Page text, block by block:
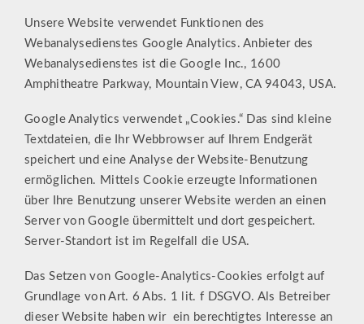
Unsere Website verwendet Funktionen des
Webanalysedienstes Google Analytics. Anbieter des
Webanalysedienstes ist die Google Inc., 1600
Amphitheatre Parkway, Mountain View, CA 94043, USA.
Google Analytics verwendet „Cookies.“ Das sind kleine
Textdateien, die Ihr Webbrowser auf Ihrem Endgerät
speichert und eine Analyse der Website-Benutzung
ermöglichen. Mittels Cookie erzeugte Informationen
über Ihre Benutzung unserer Website werden an einen
Server von Google übermittelt und dort gespeichert.
Server-Standort ist im Regelfall die USA.
Das Setzen von Google-Analytics-Cookies erfolgt auf
Grundlage von Art. 6 Abs. 1 lit. f DSGVO. Als Betreiber
dieser Website haben wir ein berechtigtes Interesse an